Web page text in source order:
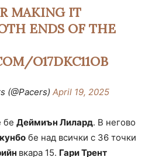
MAKING IT
ENDS OF THE
O17DKC11OB
(@Pacers) April 19, 2025
бе Деймиън Лилард. В негово
бе над всички с 36 точки
вкара 15. Гари Трент